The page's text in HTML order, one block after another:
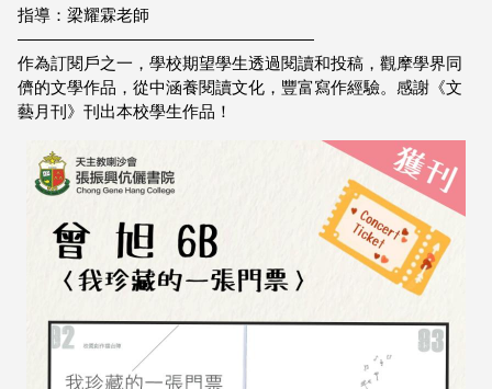
指導：梁耀霖老師
——————————————————
作為訂閱戶之一，學校期望學生透過閱讀和投稿，觀摩學界同
儕的文學作品，從中涵養閱讀文化，豐富寫作經驗。感謝《文
藝月刊》刊出本校學生作品！